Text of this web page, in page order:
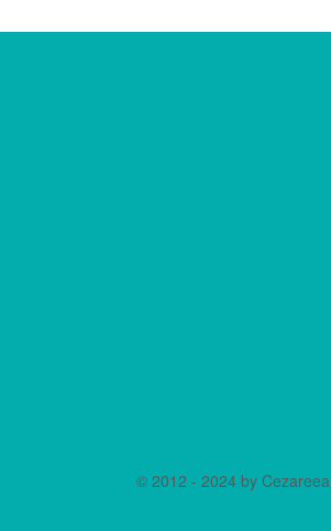
© 2012 - 2024 by Cezareea